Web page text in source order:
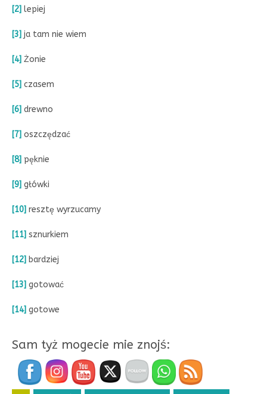
[2] lepiej
[3] ja tam nie wiem
[4] Żonie
[5] czasem
[6] drewno
[7] oszczędzać
[8] pęknie
[9] główki
[10] resztę wyrzucamy
[11] sznurkiem
[12] bardziej
[13] gotować
[14] gotowe
Sam tyż mogecie mie znojś: